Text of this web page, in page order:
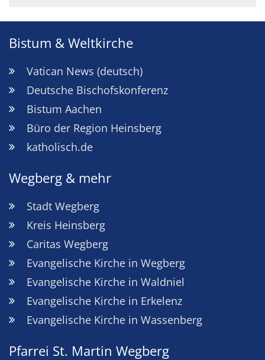
Bistum & Weltkirche
Vatican News (deutsch)
Deutsche Bischofskonferenz
Bistum Aachen
Büro der Region Heinsberg
katholisch.de
Wegberg & mehr
Stadt Wegberg
Kreis Heinsberg
Caritas Wegberg
Evangelische Kirche in Wegberg
Evangelische Kirche in Waldniel
Evangelische Kirche in Erkelenz
Evangelische Kirche in Wassenberg
Pfarrei St. Martin Wegberg